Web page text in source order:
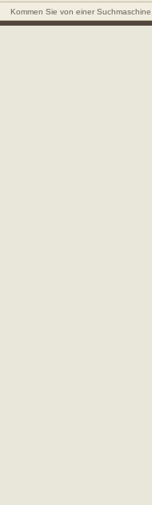
Kommen Sie von einer